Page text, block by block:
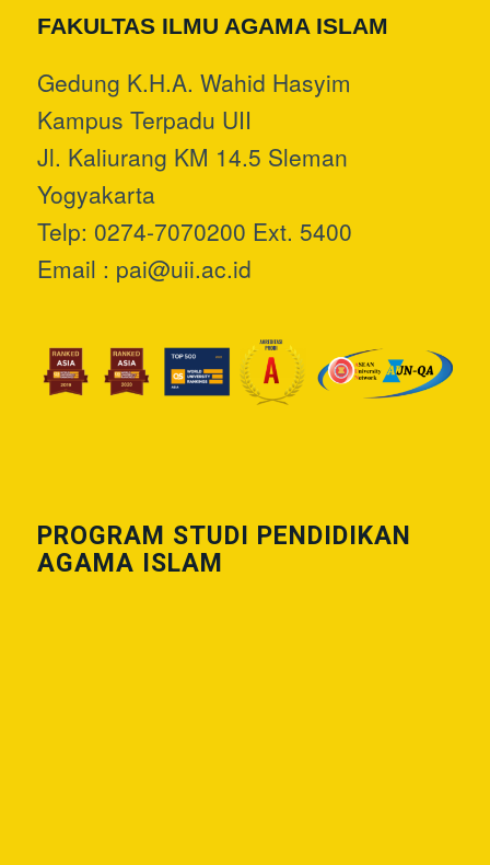
FAKULTAS ILMU AGAMA ISLAM
Gedung K.H.A. Wahid Hasyim
Kampus Terpadu UII
Jl. Kaliurang KM 14.5 Sleman
Yogyakarta
Telp: 0274-7070200 Ext. 5400
Email : pai@uii.ac.id
PROGRAM STUDI PENDIDIKAN
AGAMA ISLAM